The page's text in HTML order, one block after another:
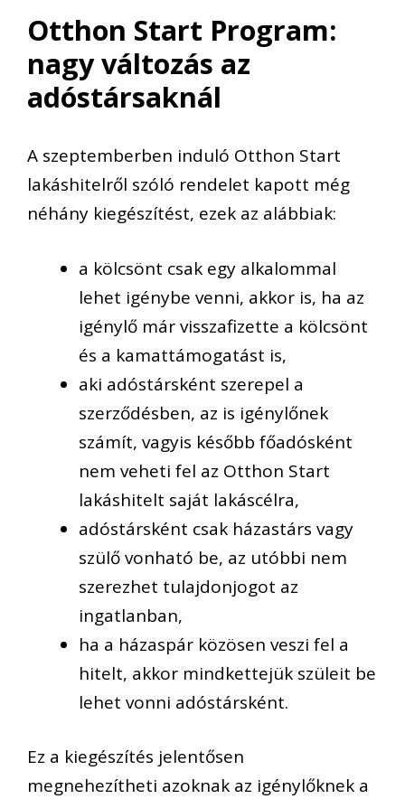
Otthon Start Program:
nagy változás az
adóstársaknál
A szeptemberben induló Otthon Start
lakáshitelről szóló rendelet kapott még
néhány kiegészítést, ezek az alábbiak:
a kölcsönt csak egy alkalommal
lehet igénybe venni, akkor is, ha az
igénylő már visszafizette a kölcsönt
és a kamattámogatást is,
aki adóstársként szerepel a
szerződésben, az is igénylőnek
számít, vagyis később főadósként
nem veheti fel az Otthon Start
lakáshitelt saját lakáscélra,
adóstársként csak házastárs vagy
szülő vonható be, az utóbbi nem
szerezhet tulajdonjogot az
ingatlanban,
ha a házaspár közösen veszi fel a
hitelt, akkor mindkettejük szüleit be
lehet vonni adóstársként.
Ez a kiegészítés jelentősen
megnehezítheti azoknak az igénylőknek a